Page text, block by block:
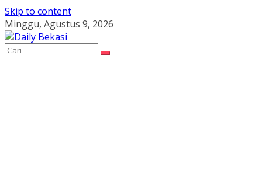
Skip to content
Minggu, Agustus 9, 2026